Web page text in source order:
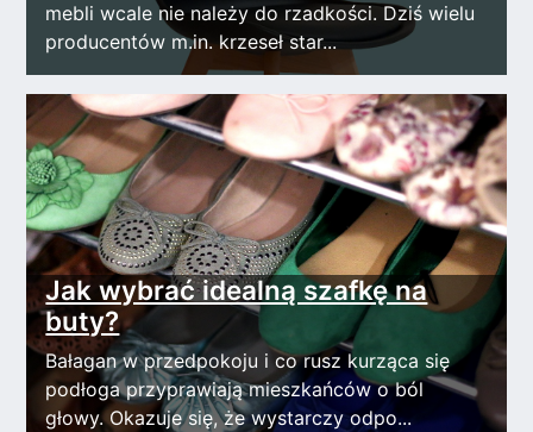
mebli wcale nie należy do rzadkości. Dziś wielu
producentów m.in. krzeseł star...
Jak wybrać idealną szafkę na
buty?
Bałagan w przedpokoju i co rusz kurząca się
podłoga przyprawiają mieszkańców o ból
głowy. Okazuje się, że wystarczy odpo...